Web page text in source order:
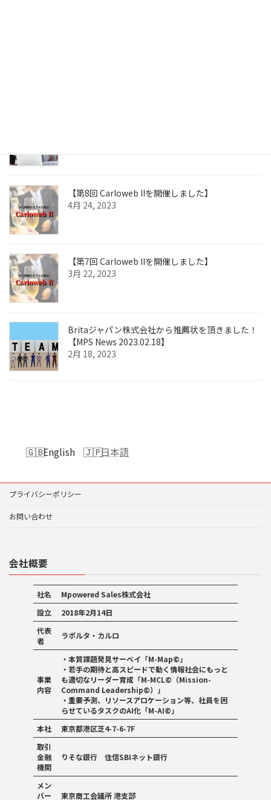
【第8回 Carloweb IIを開催しました】
4月 24, 2023
【第7回 Carloweb IIを開催しました】
3月 22, 2023
Britaジャパン株式会社から推薦状を頂きました！
【MPS News 2023.02.18】
2月 18, 2023
English 日本語
プライバシーポリシー
お問い合わせ
会社概要
社名
Mpowered Sales株式会社
設立
2018年2月14日
代表
者
ラポルタ・カルロ
事業
内容
・本質課題発見サーベイ「M-Map©」
・若手の期待と高スピードで動く情報社会にもっと
も適切なリーダー育成「M-MCL© （Mission-
Command Leadership©）」
・重要予測、リソースアロケーション等、社員を困
らせているタスクのAI化「M-AI©」
本社
東京都港区芝4-7-6-7F
取引
金融
機関
りそな銀行 住信SBIネット銀行
メン
バー
東京商工会議所 港支部